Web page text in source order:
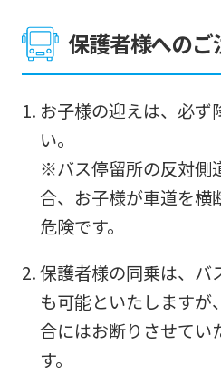
保護者様へのご
お子様の迎えは、必ず
い。
※バス停留所の反対側
合、お子様が車道を横
危険です。
保護者様の同乗は、バ
も可能といたしますが
合にはお断りさせてい
す。